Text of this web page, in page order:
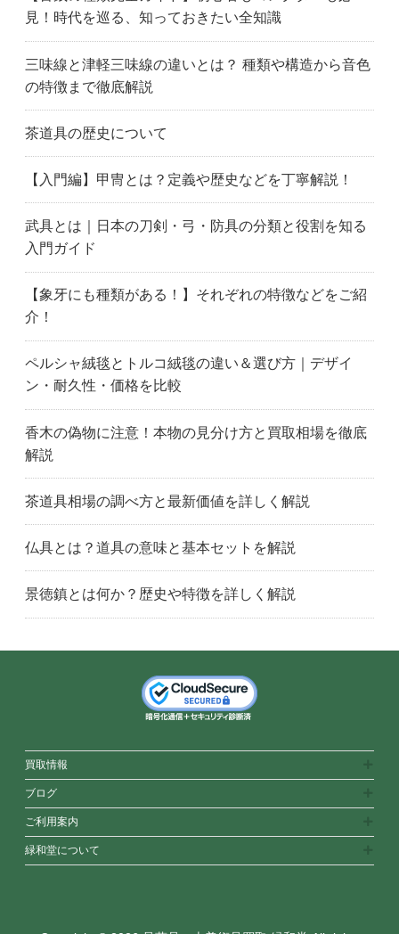
見！時代を巡る、知っておきたい全知識
三味線と津軽三味線の違いとは？ 種類や構造から音色
の特徴まで徹底解説
茶道具の歴史について
【入門編】甲冑とは？定義や歴史などを丁寧解説！
武具とは｜日本の刀剣・弓・防具の分類と役割を知る
入門ガイド
【象牙にも種類がある！】それぞれの特徴などをご紹
介！
ペルシャ絨毯とトルコ絨毯の違い＆選び方｜デザイ
ン・耐久性・価格を比較
香木の偽物に注意！本物の見分け方と買取相場を徹底
解説
茶道具相場の調べ方と最新価値を詳しく解説
仏具とは？道具の意味と基本セットを解説
景徳鎮とは何か？歴史や特徴を詳しく解説
買取情報
ブログ
ご利用案内
緑和堂について